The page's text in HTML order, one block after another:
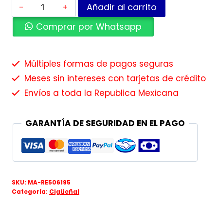
Añadir al carrito
Comprar por Whatsapp
Múltiples formas de pagos seguras
Meses sin intereses con tarjetas de crédito
Envíos a toda la Republica Mexicana
GARANTÍA DE SEGURIDAD EN EL PAGO
SKU: MA-RE506195
Categoría: Cigüeñal